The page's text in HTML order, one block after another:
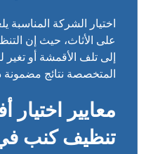
اختيار الشركة
على الأثاث، حيث إن
إلى تلف الأقمشة أو تغير
المتخصصة نتائج
معايير
تنظيف كنب